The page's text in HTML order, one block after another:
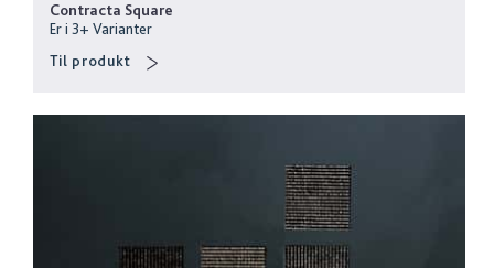
Contracta Square
Er i 3+Varianter
Til produkt